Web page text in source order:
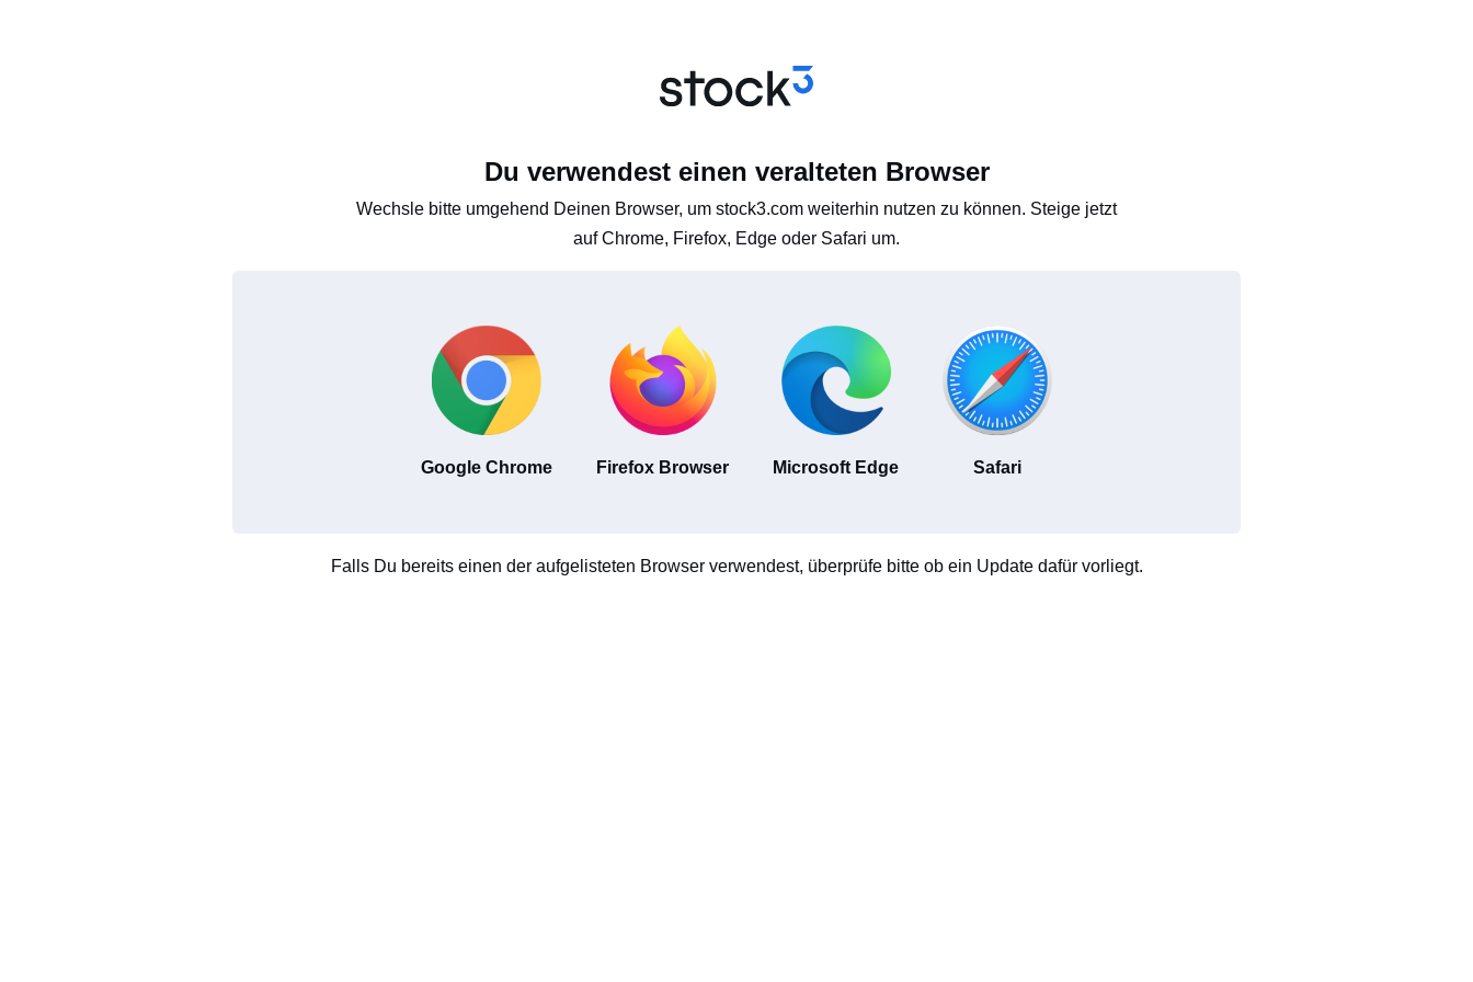
Du verwendest einen veralteten Browser
Wechsle bitte umgehend Deinen Browser, um stock3.com weiterhin nutzen zu können. Steige jetzt
auf Chrome, Firefox, Edge oder Safari um.
Google Chrome Firefox Browser Microsoft Edge Safari
Falls Du bereits einen der aufgelisteten Browser verwendest, überprüfe bitte ob ein Update dafür vorliegt.